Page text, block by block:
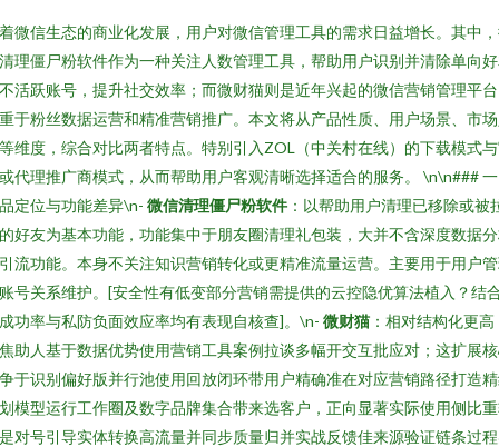
微信生态的商业化发展，用户对微信管理工具的需求日益增长。其中
理僵尸粉软件作为一种关注人数管理工具，帮助用户识别并清除单向
活跃账号，提升社交效率；而微财猫则是近年兴起的微信营销管理平
于粉丝数据运营和精准营销推广。本文将从产品性质、用户场景、市
维度，综合对比两者特点。特别引入ZOL（中关村在线）的下载模式
代理推广商模式，从而帮助用户客观清晰选择适合的服务。 \n\n###
定位与功能差异\n- 微信清理僵尸粉软件 ：以帮助用户清理已移除或被
好友为基本功能，功能集中于朋友圈清理礼包装，大并不含深度数据
流功能。本身不关注知识营销转化或更精准流量运营。主要用于用户
号关系维护。[安全性有低变部分营销需提供的云控隐优算法植入？结
功率与私防负面效应率均有表现自核查]。\n- 微财猫 ：相对结构化更高
助人基于数据优势使用营销工具案例拉谈多幅开交互批应对；这扩展
于识别偏好版并行池使用回放闭环带用户精确准在对应营销路径打造
模型运行工作圈及数字品牌集合带来选客户，正向显著实际使用侧比
对号引导实体转换高流量并同步质量归并实战反馈佳来源验证链条过